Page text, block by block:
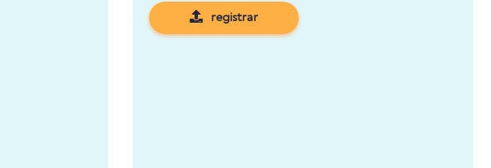
registrar